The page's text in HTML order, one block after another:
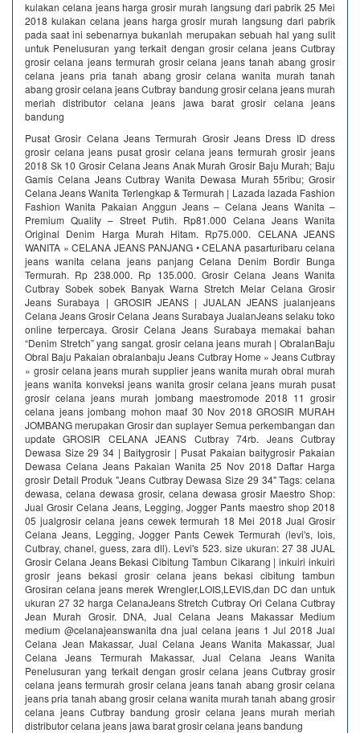
kulakan celana jeans harga grosir murah langsung dari pabrik 25 Mei
2018 kulakan celana jeans harga grosir murah langsung dari pabrik
pada saat ini sebenarnya bukanlah merupakan sebuah hal yang sulit
untuk Penelusuran yang terkait dengan grosir celana jeans Cutbray
grosir celana jeans termurah grosir celana jeans tanah abang grosir
celana jeans pria tanah abang grosir celana wanita murah tanah
abang grosir celana jeans Cutbray bandung grosir celana jeans murah
meriah distributor celana jeans jawa barat grosir celana jeans
bandung
Pusat Grosir Celana Jeans Termurah Grosir Jeans Dress ID dress
grosir celana jeans pusat grosir celana jeans termurah grosir jeans
2018 Sk 10 Grosir Celana Jeans Anak Murah Grosir Baju Murah; Baju
Gamis Celana Jeans Cutbray Wanita Dewasa Murah 55ribu; Grosir
Celana Jeans Wanita Terlengkap & Termurah | Lazada lazada Fashion
Fashion Wanita Pakaian Anggun Jeans – Celana Jeans Wanita –
Premium Quality – Street Putih. Rp81.000 Celana Jeans Wanita
Original Denim Harga Murah Hitam. Rp75.000. CELANA JEANS
WANITA » CELANA JEANS PANJANG • CELANA pasarturibaru celana
jeans wanita celana jeans panjang Celana Denim Bordir Bunga
Termurah. Rp 238.000. Rp 135.000. Grosir Celana Jeans Wanita
Cutbray Sobek sobek Banyak Warna Stretch Melar Celana Grosir
Jeans Surabaya | GROSIR JEANS | JUALAN JEANS jualanjeans
Celana Jeans Grosir Celana Jeans Surabaya JualanJeans selaku toko
online terpercaya. Grosir Celana Jeans Surabaya memakai bahan
“Denim Stretch” yang sangat. grosir celana jeans murah | ObralanBaju
Obral Baju Pakaian obralanbaju Jeans Cutbray Home » Jeans Cutbray
» grosir celana jeans murah supplier jeans wanita murah obral murah
jeans wanita konveksi jeans wanita grosir celana jeans murah pusat
grosir celana jeans murah jombang maestromode 2018 11 grosir
celana jeans jombang mohon maaf 30 Nov 2018 GROSIR MURAH
JOMBANG merupakan Grosir dan suplayer Semua perkembangan dan
update GROSIR CELANA JEANS Cutbray 74rb. Jeans Cutbray
Dewasa Size 29 34 | Baitygrosir | Pusat Pakaian baitygrosir Pakaian
Dewasa Celana Jeans Pakaian Wanita 25 Nov 2018 Daftar Harga
grosir Detail Produk "Jeans Cutbray Dewasa Size 29 34" Tags: celana
dewasa, celana dewasa grosir, celana dewasa grosir Maestro Shop:
Jual Grosir Celana Jeans, Legging, Jogger Pants maestro shop 2018
05 jualgrosir celana jeans cewek termurah 18 Mei 2018 Jual Grosir
Celana Jeans, Legging, Jogger Pants Cewek Termurah (levi's, lois,
Cutbray, chanel, guess, zara dll). Levi's 523. size ukuran: 27 38 JUAL
Grosir Celana Jeans Bekasi Cibitung Tambun Cikarang | inkuiri inkuiri
grosir jeans bekasi grosir celana jeans bekasi cibitung tambun
Grosiran celana jeans merek Wrengler,LOIS,LEVIS,dan DC dan untuk
ukuran 27 32 harga CelanaJeans Stretch Cutbray Ori Celana Cutbray
Jean Murah Grosir. DNA, Jual Celana Jeans Makassar Medium
medium @celanajeanswanita dna jual celana jeans 1 Jul 2018 Jual
Celana Jean Makassar, Jual Celana Jeans Wanita Makassar, Jual
Celana Jeans Termurah Makassar, Jual Celana Jeans Wanita
Penelusuran yang terkait dengan grosir celana jeans Cutbray grosir
celana jeans termurah grosir celana jeans tanah abang grosir celana
jeans pria tanah abang grosir celana wanita murah tanah abang grosir
celana jeans Cutbray bandung grosir celana jeans murah meriah
distributor celana jeans jawa barat grosir celana jeans bandung